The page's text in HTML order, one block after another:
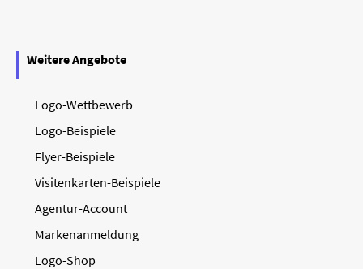
Weitere Angebote
Logo-Wettbewerb
Logo-Beispiele
Flyer-Beispiele
Visitenkarten-Beispiele
Agentur-Account
Markenanmeldung
Logo-Shop